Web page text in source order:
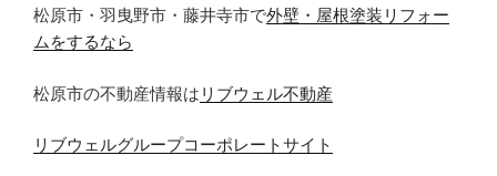
松原市・羽曳野市・藤井寺市で外壁・屋根塗装リフォー
ムをするなら
松原市の不動産情報は リブウェル不動産
リブウェルグループコーポレートサイト